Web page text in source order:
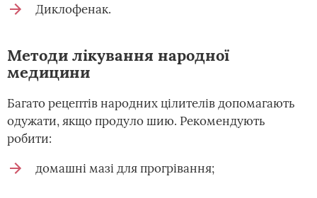
Диклофенак.
Методи лікування народної
медицини
Багато рецептів народних цілителів допомагають
одужати, якщо продуло шию. Рекомендують
робити:
домашні мазі для прогрівання;